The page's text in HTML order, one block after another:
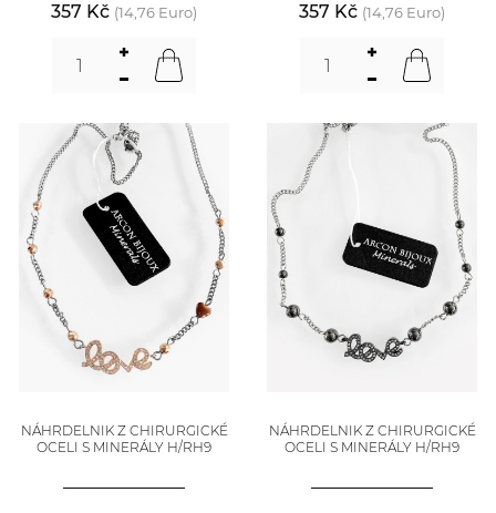
357 Kč (14,76 Euro) 357 Kč (14,76 Euro)
NÁHRDELNIK Z CHIRURGICKÉ
OCELI S MINERÁLY H/RH9
NÁHRDELNIK Z CHIRURGICKÉ
OCELI S MINERÁLY H/RH9